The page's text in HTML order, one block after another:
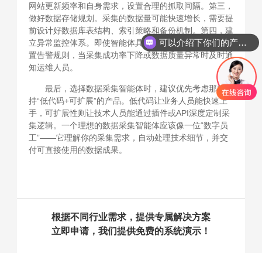
网站更新频率和自身需求，设置合理的抓取间隔。第三，
做好数据存储规划。采集的数据量可能快速增长，需要提
前设计好数据库表结构、索引策略和备份机制。第四，建
立异常监控体系。即使智能体具备自修复能力，也需要设
置告警规则，当采集成功率下降或数据质量异常时及时通
知运维人员。
最后，选择数据采集智能体时，建议优先考虑那些支
持“低代码+可扩展”的产品。低代码让业务人员能快速上
手，可扩展性则让技术人员能通过插件或API深度定制采
集逻辑。一个理想的数据采集智能体应该像一位“数字员
工”——它理解你的采集需求，自动处理技术细节，并交
付可直接使用的数据成果。
根据不同行业需求，提供专属解决方案
立即申请，我们提供免费的系统演示！
可以介绍下你们的产品么
你们是怎么收费的呢